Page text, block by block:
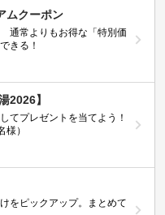
ムクーポン
通常よりもお得な「特別価
きる！
2026】
てプレゼントを当てよう！
様）
をピックアップ。まとめて